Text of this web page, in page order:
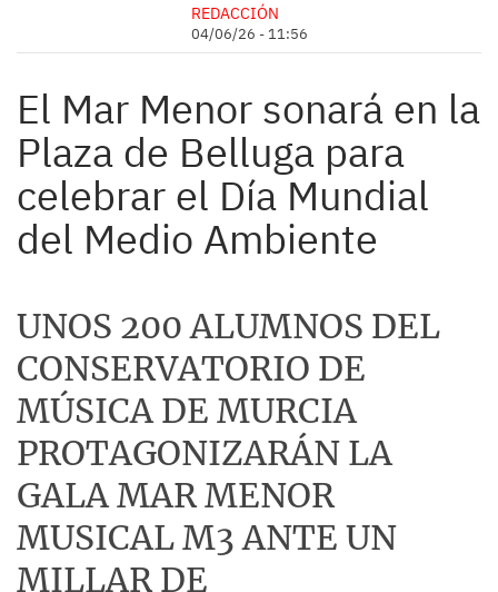
REDACCIÓN
04/06/26 - 11:56
El Mar Menor sonará en la
Plaza de Belluga para
celebrar el Día Mundial
del Medio Ambiente
UNOS 200 ALUMNOS DEL
CONSERVATORIO DE
MÚSICA DE MURCIA
PROTAGONIZARÁN LA
GALA MAR MENOR
MUSICAL M3 ANTE UN
MILLAR DE